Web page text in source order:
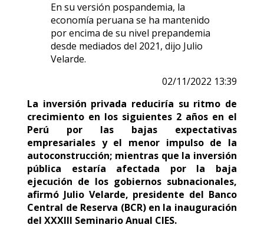
En su versión pospandemia, la
economía peruana se ha mantenido
por encima de su nivel prepandemia
desde mediados del 2021, dijo Julio
Velarde.
02/11/2022 13:39
La inversión privada reduciría su ritmo de
crecimiento en los siguientes 2 años en el
Perú por las bajas expectativas
empresariales y el menor impulso de la
autoconstrucción; mientras que la inversión
pública estaría afectada por la baja
ejecución de los gobiernos subnacionales,
afirmó Julio Velarde, presidente del Banco
Central de Reserva (BCR) en la inauguración
del XXXIII Seminario Anual CIES.